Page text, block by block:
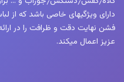
دارای ویژگیهای خاصی باشد که
فشن نهایت دقت و ظرافت را در
عزیز اعمال میکند.